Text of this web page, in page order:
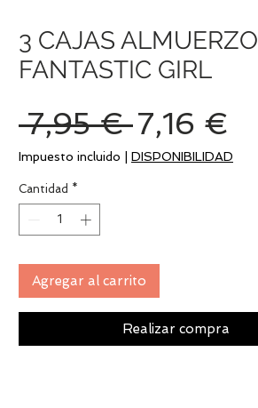
3 CAJAS ALMUERZO
FANTASTIC GIRL
7,95 € Precio
7,16 €
de
Impuesto incluido DISPONIBILIDAD
Cantidad *
Agregar al carrito
Realizar compra